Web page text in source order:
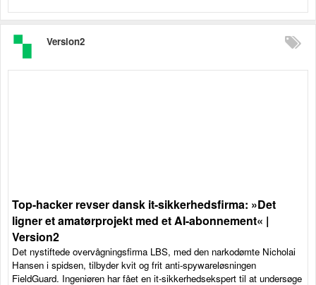
Version2
Top-hacker revser dansk it-sikkerhedsfirma: »Det
ligner et amatørprojekt med et AI-abonnement« |
Version2
Det nystiftede overvågningsfirma LBS, med den narkodømte Nicholai
Hansen i spidsen, tilbyder kvit og frit anti-spywareløsningen
FieldGuard. Ingeniøren har fået en it-sikkerhedsekspert til at undersøge